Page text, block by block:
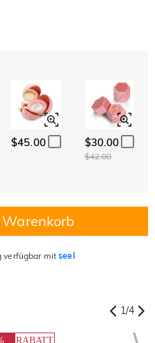
$45.00 $30.00
$42.00
verfügbar mitseel
1/4
RABATT